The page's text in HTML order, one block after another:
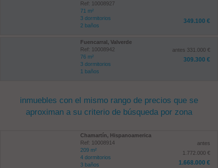
Ref: 10008927
71 m²
3 dormitorios
2 baños
349.100 €
Fuencarral, Valverde
Ref: 10008942
76 m²
3 dormitorios
1 baños
antes 331.000 €
309.300 €
inmuebles con el mismo rango de precios que se
aproximan a su criterio de búsqueda por zona
Chamartín, Hispanoamerica
Ref: 10008914
209 m²
4 dormitorios
3 baños
antes
1.772.000 €
1.668.000 €